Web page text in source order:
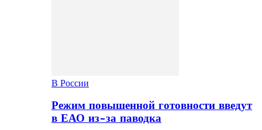
В России
Режим повышенной готовности введут
в ЕАО из-за паводка